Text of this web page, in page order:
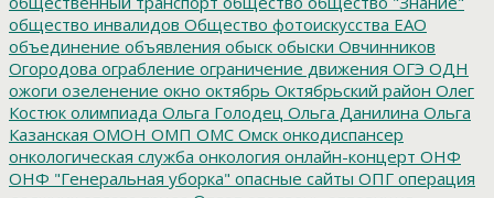
общество инвалидов Общество фотоискусства ЕАО
объединение объявления обыск обыски Овчинников
Огородова ограбление ограничение движения ОГЭ ОДН
ожоги озеленение окно октябрь Октябрьский район Олег
Костюк олимпиада Ольга Голодец Ольга Данилина Ольга
Казанская ОМОН ОМП ОМС Омск онкодиспансер
онкологическая служба онкология онлайн-концерт ОНФ
ОНФ "Генеральная уборка" опасные сайты ОПГ операция